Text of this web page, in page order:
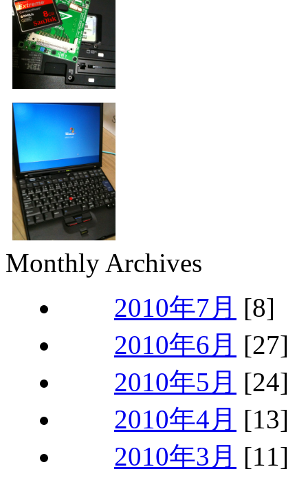
Monthly Archives
2010年7月 [8]
2010年6月 [27]
2010年5月 [24]
2010年4月 [13]
2010年3月 [11]